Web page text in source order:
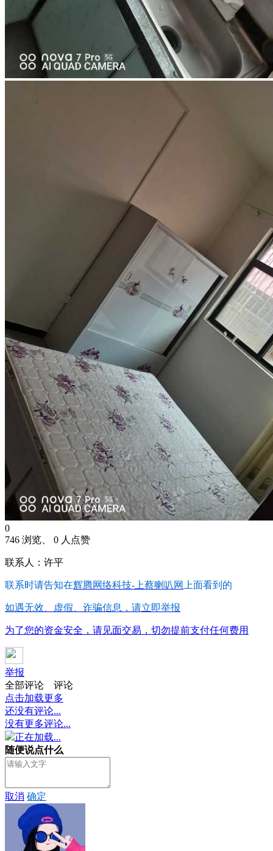
0
746 浏览、 0 人点赞
联系人：许平
联系时请告知在辉腾网络科技-上蔡喇叭网 上面看到的
如遇无效、虚假、诈骗信息，请立即举报
为了您的资金安全，请见面交易，切勿提前支付任何费用
举报
全部评论
评论
点击加载更多
还没有评论...
没有更多评论...
正在加载...
随便说点什么
取消 确定